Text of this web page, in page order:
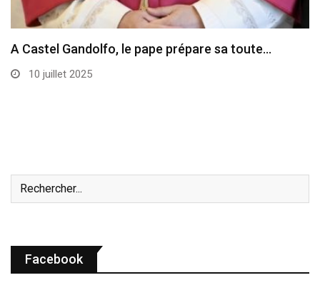
A Castel Gandolfo, le pape prépare sa toute…
10 juillet 2025
Facebook